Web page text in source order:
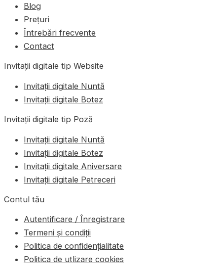
Blog
Prețuri
Întrebări frecvente
Contact
Invitații digitale tip Website
Invitații digitale Nuntă
Invitații digitale Botez
Invitații digitale tip Poză
Invitații digitale Nuntă
Invitații digitale Botez
Invitații digitale Aniversare
Invitații digitale Petreceri
Contul tău
Autentificare / Înregistrare
Termeni și condiții
Politica de confidențialitate
Politica de utlizare cookies